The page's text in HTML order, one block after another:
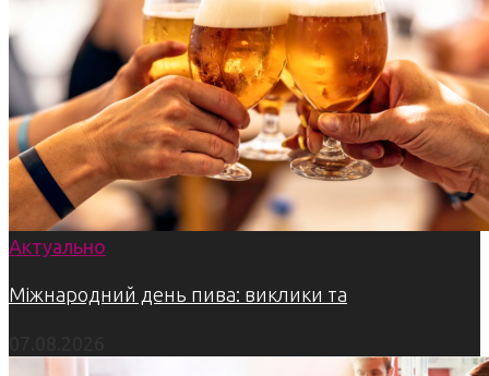
Актуально
Міжнародний день пива: виклики та